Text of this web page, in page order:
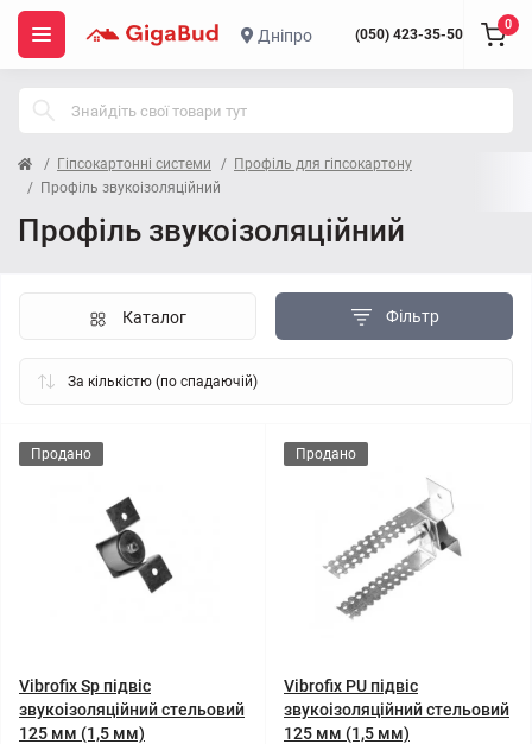
Дніпро (050) 423-35-50
0
Гіпсокартонні системи
Профіль для гіпсокартону
Профіль звукоізоляційний
Профіль звукоізоляційний
Фільтр
Каталог
Продано
Vibrofix Sp підвіс
звукоізоляційний стельовий
125 мм (1,5 мм)
Продано
Vibrofix PU підвіс
звукоізоляційний стельовий
125 мм (1,5 мм)